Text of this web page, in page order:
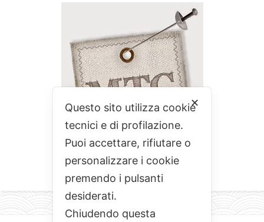
✕
Questo sito utilizza cookie
tecnici e di profilazione.
Puoi accettare, rifiutare o
personalizzare i cookie
premendo i pulsanti
desiderati.
Chiudendo questa